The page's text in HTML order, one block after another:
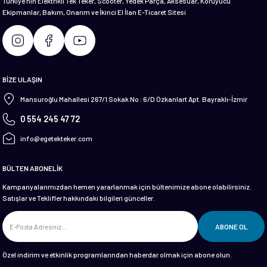
Ekipmanlar, Bakım, Onarım ve İkinci El İlan E-Ticaret Sitesi
BİZE ULAŞIN
Mansuroğlu Mahallesi 267/1 Sokak No : 6/D Özkanlart Apt. Bayraklı-İzmir
0 554 245 47 72
info@egetekteker.com
BÜLTEN ABONELİK
Kampanyalarımızdan hemen yararlanmak için bültenimize abone olabilirsiniz.
Satışlar ve Teklifler hakkındaki bilgileri günceller.
ABONE OL
Özel indirim ve etkinlik programlarından haberdar olmak için abone olun.